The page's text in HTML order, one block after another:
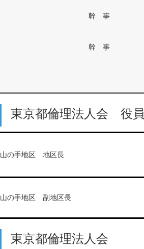
幹 事
幹 事
東京都倫理法人会 役員
山の手地区 地区長
山の手地区 副地区長
東京都倫理法人会